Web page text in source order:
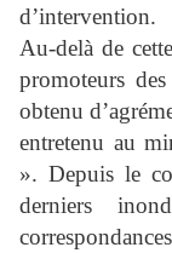
d’intervention.
Au-delà de
promoteurs
obtenu
entretenu au
». Depuis le
derniers